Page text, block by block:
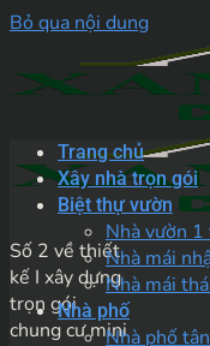
Bỏ qua nội dung
Số 2 về thiết
kế I xây dựng
trọn gói
chung cư mini
Trang chủ
Xây nhà trọn gói
Biệt thự vườn
Nhà vườn 1
Nhà mái
Nhà mái
Nhà phố
Nhà phố